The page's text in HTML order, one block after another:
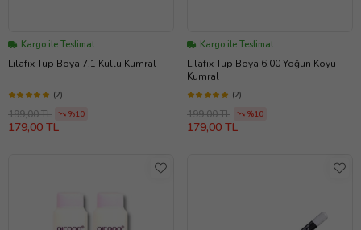
Kargo ile Teslimat
Lilafıx Tüp Boya 7.1 Küllü Kumral
(2)
199,00 TL %10
179,00 TL
Kargo ile Teslimat
Lilafix Tüp Boya 6.00 Yoğun Koyu
Kumral
(2)
199,00 TL %10
179,00 TL